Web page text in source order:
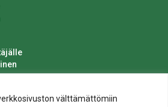
välttämättömiin